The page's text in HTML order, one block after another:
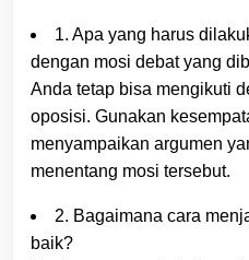
1. Apa yang harus
dengan mosi debat yang
Anda tetap bisa mengikuti
oposisi. Gunakan
menyampaikan argumen
menentang mosi tersebut.
2. Bagaimana cara
baik?